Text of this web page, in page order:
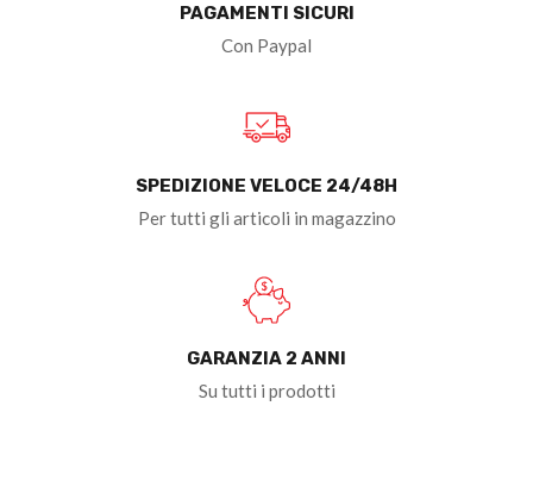
PAGAMENTI SICURI
Con Paypal
SPEDIZIONE VELOCE 24/48H
Per tutti gli articoli in magazzino
GARANZIA 2 ANNI
Su tutti i prodotti